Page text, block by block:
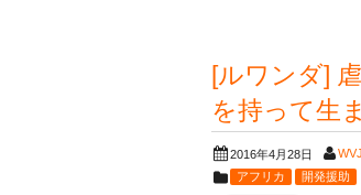
[ルワンダ]
を持って生
2016年4月28日
アフリカ
開発援助